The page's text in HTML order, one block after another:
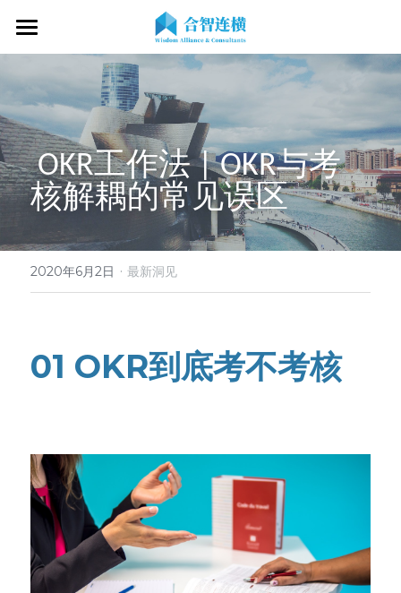
首页
关于我们
关于我们
OKR专家
客户见证
专业服务
OKR服务体系
OKR系统落地陪跑
OKR战略解码
OKR教练认证/训战
OKR教练认证
OKR证书查询
学习资源
专家视频
在线课程
新闻动态
现在预约
OKR工作法 | OKR与考
核解耦的常见误区
2020年6月2日 · 最新洞见
01 OKR到底考不考核